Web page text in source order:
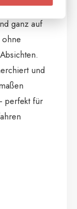
werbefrei.
ganz auf
und
perfekt für